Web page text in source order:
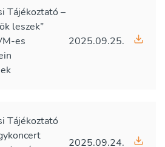
Tájékoztató –
leszek”
es
2025.09.25.
Tájékoztató
2025.09.24.